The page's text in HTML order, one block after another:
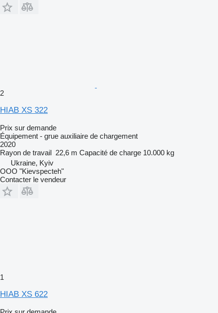
2
HIAB XS 322
Prix sur demande
Équipement - grue auxiliaire de chargement
2020
Rayon de travail 22,6 m Capacité de charge 10.000 kg
Ukraine, Kyiv
OOO "Kievspecteh"
Contacter le vendeur
1
HIAB XS 622